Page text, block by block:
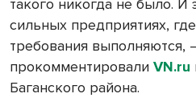
такого никогда не было. И
сильных предприятиях,
требования выполняются,
прокомментировали VN.ru
Баганского района.